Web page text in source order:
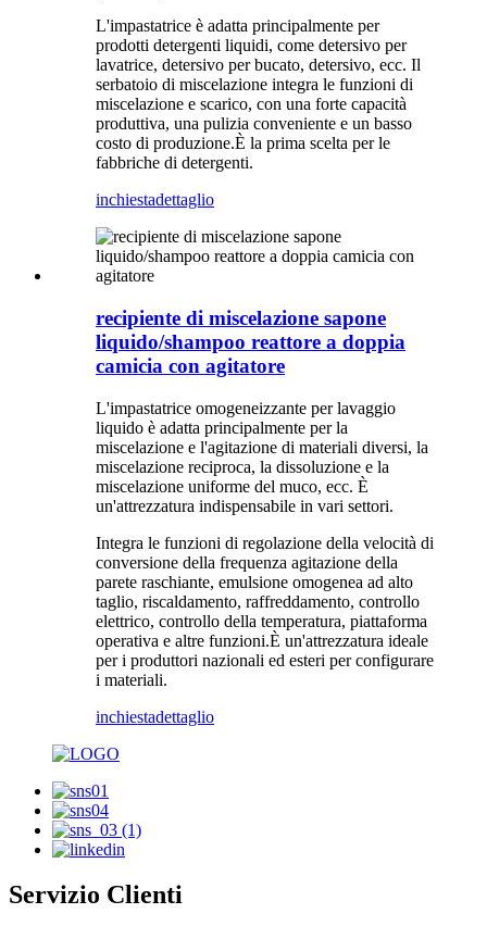
L'impastatrice è adatta principalmente per
prodotti detergenti liquidi, come detersivo per
lavatrice, detersivo per bucato, detersivo, ecc. Il
serbatoio di miscelazione integra le funzioni di
miscelazione e scarico, con una forte capacità
produttiva, una pulizia conveniente e un basso
costo di produzione.È la prima scelta per le
fabbriche di detergenti.
inchiestadettaglio
recipiente di miscelazione sapone
liquido/shampoo reattore a doppia
camicia con agitatore
L'impastatrice omogeneizzante per lavaggio
liquido è adatta principalmente per la
miscelazione e l'agitazione di materiali diversi, la
miscelazione reciproca, la dissoluzione e la
miscelazione uniforme del muco, ecc. È
un'attrezzatura indispensabile in vari settori.
Integra le funzioni di regolazione della velocità di
conversione della frequenza agitazione della
parete raschiante, emulsione omogenea ad alto
taglio, riscaldamento, raffreddamento, controllo
elettrico, controllo della temperatura, piattaforma
operativa e altre funzioni.È un'attrezzatura ideale
per i produttori nazionali ed esteri per configurare
i materiali.
inchiestadettaglio
Servizio Clienti